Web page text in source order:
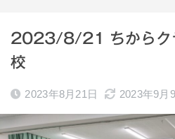
2023/8/21 ちからク
校
2023年8月21日 2023年9月